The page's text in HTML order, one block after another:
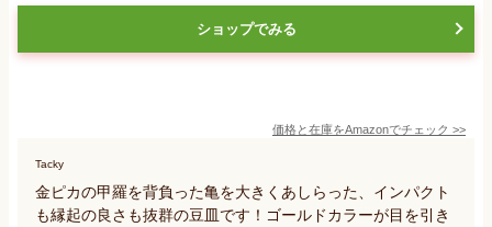
ショップでみる
価格と在庫をAmazonでチェック >>
Tacky
金ピカの甲羅を背負った亀を大きくあしらった、インパクト
も縁起の良さも抜群の豆皿です！ゴールドカラーが目を引き